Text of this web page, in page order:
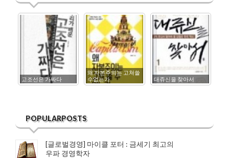
고조선은 가짜다
왜 자본주의는 고쳐쓸
수없는가
대쥬신을 찾아서
POPULARPOSTS
[글로벌경영] 마이클 포터 : 금세기 최고의
우파 경영학자